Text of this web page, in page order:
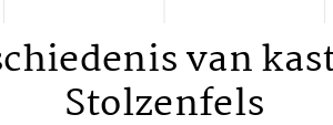
van
Stolzenfels